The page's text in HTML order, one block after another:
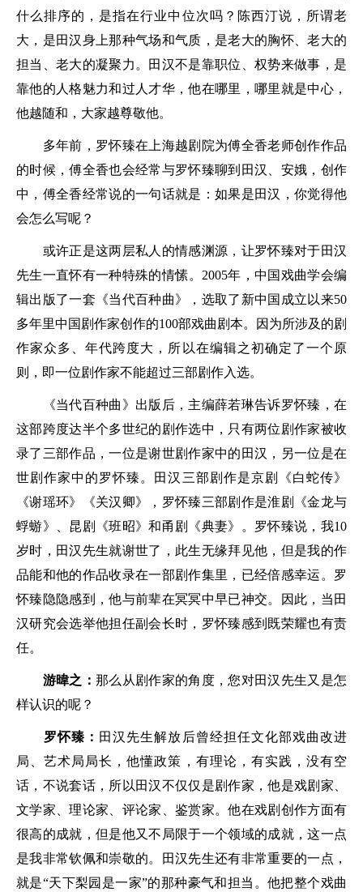
什么排序的，是指在行业中位次吗？陈西汀说，所谓老
大，是田汉身上那种气场和气质，是老大的胸怀、老大的
担当、老大的凝聚力。田汉不是靠职位、权势来做事，是
靠他的人格魅力和过人才华，他在哪里，哪里就是中心，
他越随和，大家越尊敬他。
多年前，罗怀臻在上海越剧院为傅全香老师创作作品
的时候，傅全香也会经常与罗怀臻聊到田汉、安娥，创作
中，傅全香经常说的一句话就是：如果是田汉，你觉得他
会怎么写呢？
或许正是这两层私人的情感渊源，让罗怀臻对于田汉
先生一直怀有一种特殊的情愫。2005年，中国戏曲学会编
辑出版了一套《当代百种曲》，选取了新中国成立以来50
多年里中国剧作家创作的100部戏曲剧本。因为所涉及的剧
作家众多、年代跨度大，所以在编辑之初确定了一个原
则，即一位剧作家不能超过三部剧作入选。
《当代百种曲》出版后，主编薛若琳告诉罗怀臻，在
这部跨度达半个多世纪的剧作选中，只有两位剧作家被收
录了三部作品，一位是谢世剧作家中的田汉，另一位是在
世剧作家中的罗怀臻。田汉三部剧作是京剧《白蛇传》
《谢瑶环》《关汉卿》，罗怀臻三部剧作是淮剧《金龙与
蜉蝣》、昆剧《班昭》和甬剧《典妻》。罗怀臻说，我10
岁时，田汉先生就谢世了，此生无缘拜见他，但是我的作
品能和他的作品收录在一部剧作集里，已经倍感幸运。罗
怀臻隐隐感到，他与前辈在冥冥中早已神交。因此，当田
汉研究会选举他担任副会长时，罗怀臻感到既荣耀也有责
任。
游暐之：那么从剧作家的角度，您对田汉先生又是怎
样认识的呢？
罗怀臻： 田汉先生解放后曾经担任文化部戏曲改进
局、艺术局局长，他懂政策，有理论，有实践，没有空
话，不说套话，所以田汉不仅仅是剧作家，他是戏剧家、
文学家、理论家、评论家、鉴赏家。他在戏剧创作方面有
很高的成就，但是他又不局限于一个领域的成就，这一点
是我非常钦佩和崇敬的。田汉先生还有非常重要的一点，
就是“天下梨园是一家”的那种豪气和担当。他把整个戏曲